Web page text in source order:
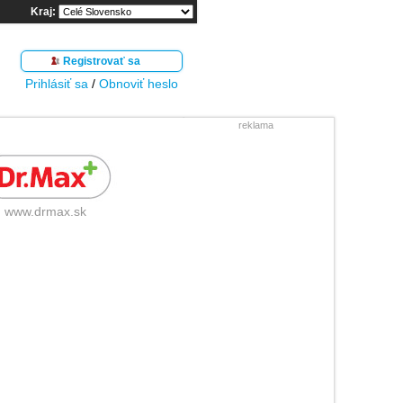
Kraj:
Registrovať sa
Prihlásiť sa / Obnoviť heslo
reklama
www.drmax.sk